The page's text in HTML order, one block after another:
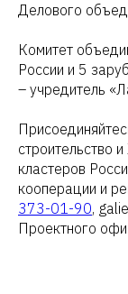
Делового
Комитет
России и 5
– учредитель
строительство
кластеров
кооперации и
373-01-90,
Проектного